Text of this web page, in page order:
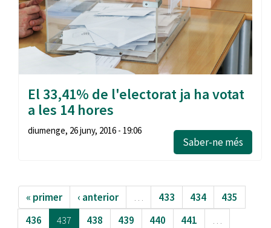
El 33,41% de l'electorat ja ha votat
a les 14 hores
diumenge, 26 juny, 2016 - 19:06
Saber-ne més
« primer ‹ anterior … 433 434
435
436
437 438 439 440 441
…